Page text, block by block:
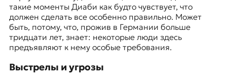
такие моменты Диаби как будто чувствует, что
должен сделать все особенно правильно. Может
быть, потому, что, прожив в Германии больше
тридцати лет, знает: некоторые люди здесь
предъявляют к нему особые требования.
Выстрелы и угрозы